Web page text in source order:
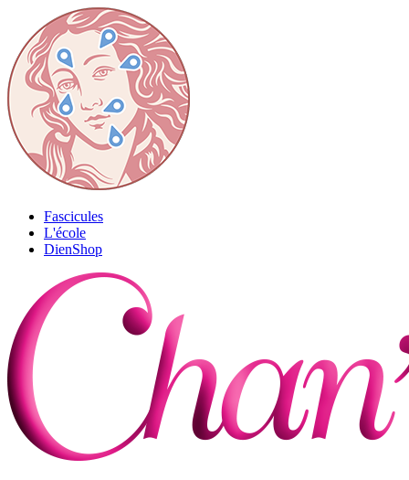
Fascicules
L'école
DienShop